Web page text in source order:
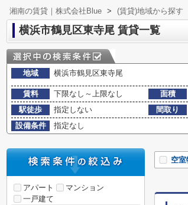
湘南の賃貸｜株式会社Blue > (賃貸)地域から探す
横浜市鶴見区東寺尾 賃貸一覧
地域 横浜市鶴見区東寺尾
賃料 下限なし～上限なし 面積
駅徒歩
指定しない 間取り
設備条件
指定なし
空
アパート
マンション
一戸建て